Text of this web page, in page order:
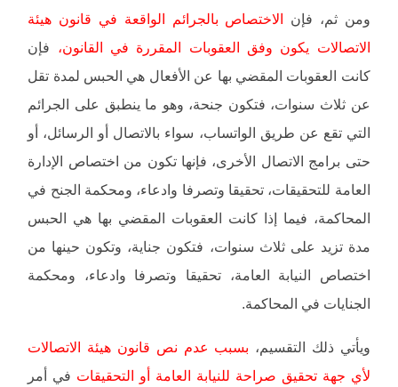
ومن ثم، فإن الاختصاص بالجرائم الواقعة في قانون هيئة
الاتصالات يكون وفق العقوبات المقررة في القانون، فإن
كانت العقوبات المقضي بها عن الأفعال هي الحبس لمدة تقل
عن ثلاث سنوات، فتكون جنحة، وهو ما ينطبق على الجرائم
التي تقع عن طريق الواتساب، سواء بالاتصال أو الرسائل، أو
حتى برامج الاتصال الأخرى، فإنها تكون من اختصاص الإدارة
العامة للتحقيقات، تحقيقا وتصرفا وادعاء، ومحكمة الجنح في
المحاكمة، فيما إذا كانت العقوبات المقضي بها هي الحبس
مدة تزيد على ثلاث سنوات، فتكون جناية، وتكون حينها من
اختصاص النيابة العامة، تحقيقا وتصرفا وادعاء، ومحكمة
الجنايات في المحاكمة.
ويأتي ذلك التقسيم، بسبب عدم نص قانون هيئة الاتصالات
لأي جهة تحقيق صراحة للنيابة العامة أو التحقيقات في أمر